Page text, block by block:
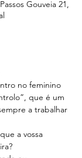
Gouveia 21,
no feminino
que é um
a trabalhar
a vossa